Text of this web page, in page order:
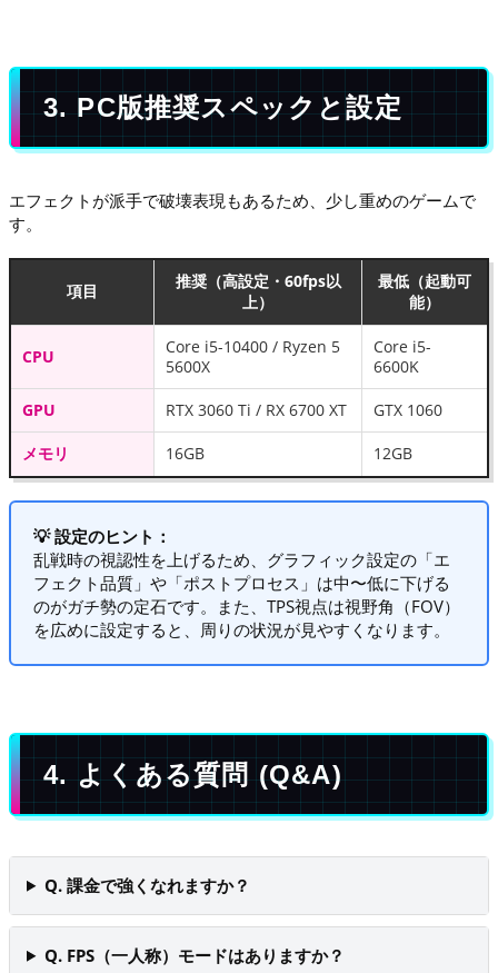
3. PC版推奨スペックと設定
エフェクトが派手で破壊表現もあるため、少し重めのゲームで
す。
項目
推奨（高設定・60fps以
上）
最低（起動可
能）
CPU
Core i5-10400 / Ryzen 5
5600X
Core i5-
6600K
GPU RTX 3060 Ti / RX 6700 XT GTX 1060
メモリ 16GB 12GB
💡 設定のヒント：
乱戦時の視認性を上げるため、グラフィック設定の「エ
フェクト品質」や「ポストプロセス」は中〜低に下げる
のがガチ勢の定石です。また、TPS視点は視野角（FOV）
を広めに設定すると、周りの状況が見やすくなります。
4. よくある質問 (Q&A)
Q. 課金で強くなれますか？
Q. FPS（一人称）モードはありますか？